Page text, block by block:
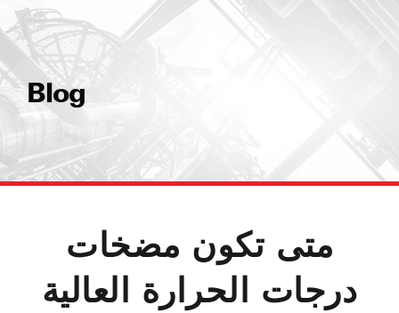
Blog
متى تكون مضخات
درجات الحرارة العالية